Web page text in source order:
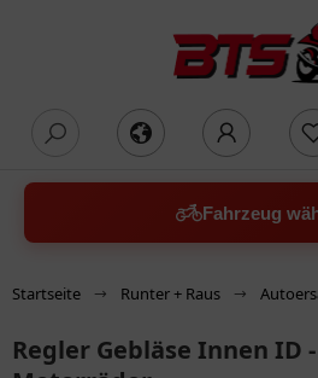
Fahrzeug
Startseite Runter + Raus
Regler Gebläse Innen ID